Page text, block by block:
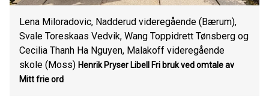
Lena Miloradovic, Nadderud videregående (Bærum),
Svale Toreskaas Vedvik, Wang Toppidrett Tønsberg og
Cecilia Thanh Ha Nguyen, Malakoff videregående
skole (Moss) Henrik Pryser Libell
Fri bruk ved omtale av
Mitt frie ord